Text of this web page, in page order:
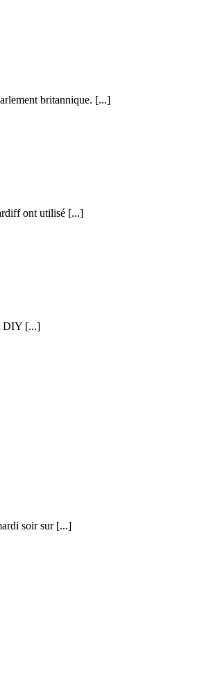
britannique. [...]
ont utilisé [...]
DIY [...]
soir sur [...]